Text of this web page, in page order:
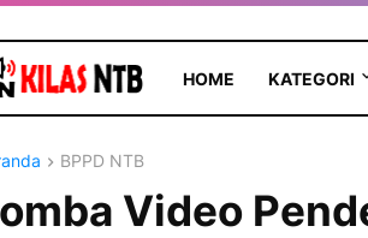
HOME KATEGORI
BPPD NTB
Video